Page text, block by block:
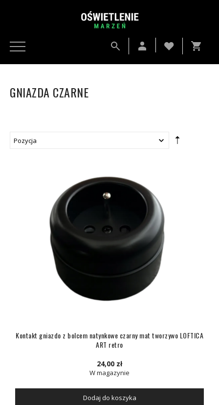
GNIAZDA CZARNE
Kontakt gniazdo z bolcem natynkowe czarny mat tworzywo LOFTICA
ART retro
24,00 zł
W magazynie
Dodaj do koszyka